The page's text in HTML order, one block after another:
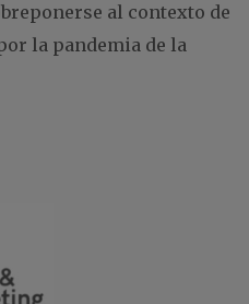
al contexto de
la pandemia de la